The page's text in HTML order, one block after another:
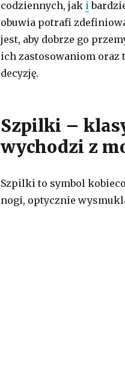
codziennych, jak i
obuwia potrafi
jest, aby dobrze go
ich zastosowaniom oraz
decyzję.
Szpilki –
wychodzi z
Szpilki to symbol
nogi, optycznie